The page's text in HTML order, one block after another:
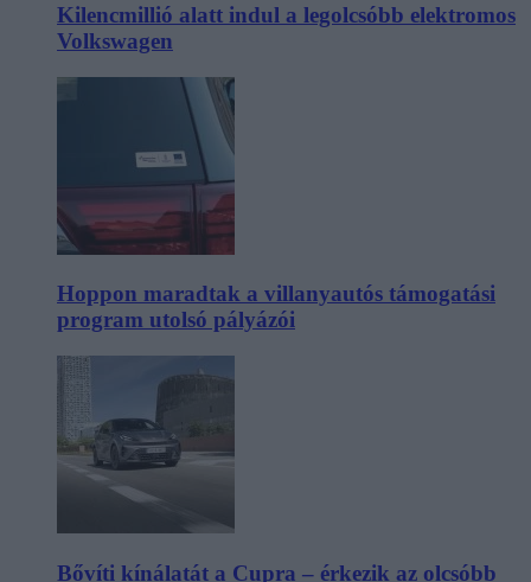
Kilencmillió alatt indul a legolcsóbb elektromos
Volkswagen
Hoppon maradtak a villanyautós támogatási
program utolsó pályázói
Bővíti kínálatát a Cupra – érkezik az olcsóbb